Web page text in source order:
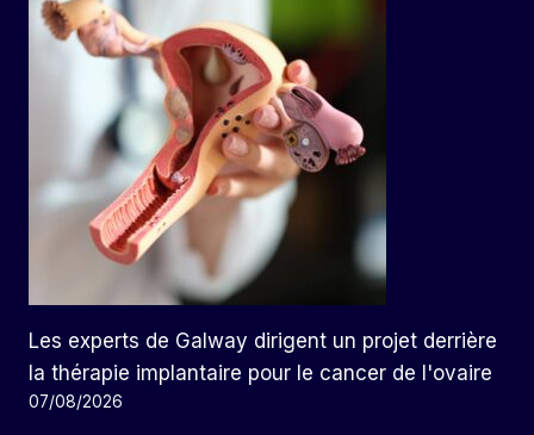
Les experts de Galway dirigent un projet derrière
la thérapie implantaire pour le cancer de l'ovaire
07/08/2026